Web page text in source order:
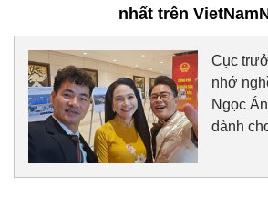
nhất trên
Cục
nhớ
Ngọc
dành